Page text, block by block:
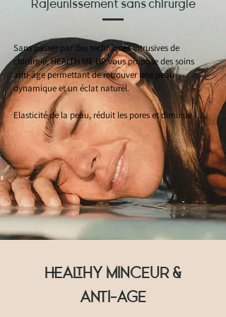
Rajeunissement sans chirurgie
Sans passer par des techniques intrusives de
chirurgie, HEALTH ME UP vous propose des soins
anti-âge permettant de retrouver une peau
dynamique et un éclat naturel.
Elasticité de la peau, réduit les pores et diminue les
rides en seulement quelques séances.
Comble les rides, clarifie le teint, raffermie la peau
et affine le double menton....
HEALTHY MINCEUR &
ANTI-AGE